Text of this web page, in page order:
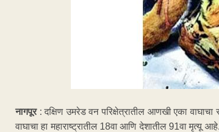
नागपूर : दक्षिण उमरेड वन परिक्षेत्रातील आणखी एका वाघाचा
वाघाचा हा महाराष्ट्रातील 18वा आणि देशातील 91वा मृत्यू